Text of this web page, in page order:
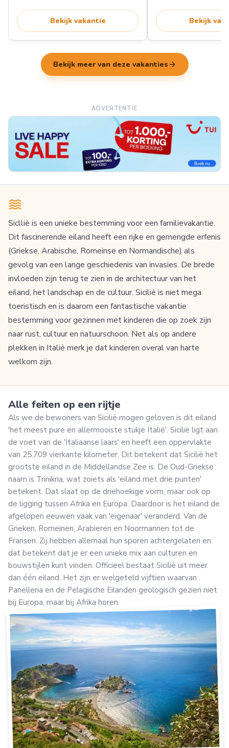
Bekijk vakantie Bekijk
Bekijk meer van deze vakanties arrow_forward
ADVERTENTIE
Sicllië is een unieke bestemming voor een familievakantie.
Dit fascinerende eiland heeft een rijke en gemengde erfenis
(Griekse, Arabische, Romeinse en Normandische) als
gevolg van een lange geschiedenis van invasies. De brede
invloeden zijn terug te zien in de architectuur van het
eiland, het landschap en de cultuur. Sicilië is niet mega
toeristisch en is daarom een fantastische vakantie
bestemming voor gezinnen met kinderen die op zoek zijn
naar rust, cultuur en natuurschoon. Net als op andere
plekken in Italië merk je dat kinderen overal van harte
welkom zijn.
Alle feiten op een rijtje
Als we de bewoners van Sicilië mogen geloven is dit eiland
'het meest pure en allermooiste stukje Italië'. Sicilië ligt aan
de voet van de 'Italiaanse laars' en heeft een oppervlakte
van 25.709 vierkante kilometer. Dit betekent dat Sicilië het
grootste eiland in de Middellandse Zee is. De Oud-Griekse
naam is Trinikria, wat zoiets als 'eiland met drie punten'
betekent. Dat slaat op de driehoekige vorm, maar ook op
de ligging tussen Afrika en Europa. Daardoor is het eiland de
afgelopen eeuwen vaak van 'eigenaar' veranderd. Van de
Grieken, Romeinen, Arabieren en Noormannen tot de
Fransen. Zij hebben allemaal hun sporen achtergelaten en
dat betekent dat je er een unieke mix aan culturen en
bouwstijlen kunt vinden. Officieel bestaat Sicilië uit meer
dan één eiland. Het zijn er welgeteld vijftien waarvan
Panelleria en de Pelagische Eilanden geologisch gezien niet
bij Europa, maar bij Afrika horen.